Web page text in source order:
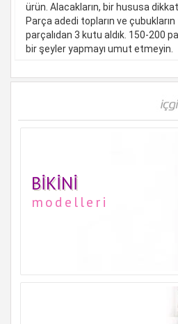
ürün. Alacakların, bir hususa
Parça adedi topların ve
parçalıdan 3 kutu aldık. 150-200
bir şeyler yapmayı umut etmeyin.
BIKINI
modelleri